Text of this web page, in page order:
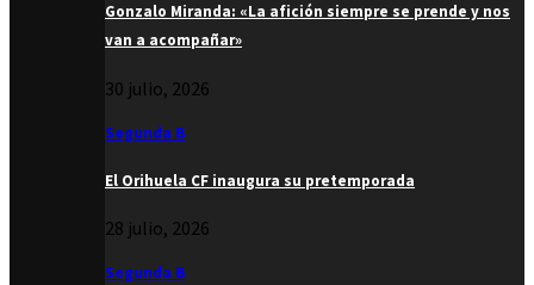
Gonzalo Miranda: «La afición siempre se prende y nos
van a acompañar»
30 julio, 2026
Segunda B
El Orihuela CF inaugura su pretemporada
28 julio, 2026
Segunda B